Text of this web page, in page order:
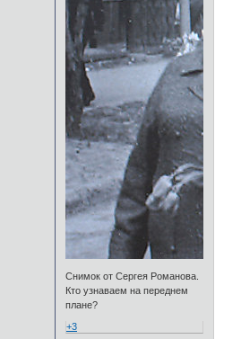
Снимок от Сергея Романова.
Кто узнаваем на переднем
плане?
+3